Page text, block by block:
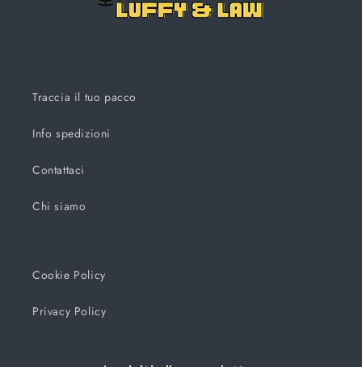
Traccia il tuo pacco
Info spedizioni
Contattaci
Chi siamo
Cookie Policy
Privacy Policy